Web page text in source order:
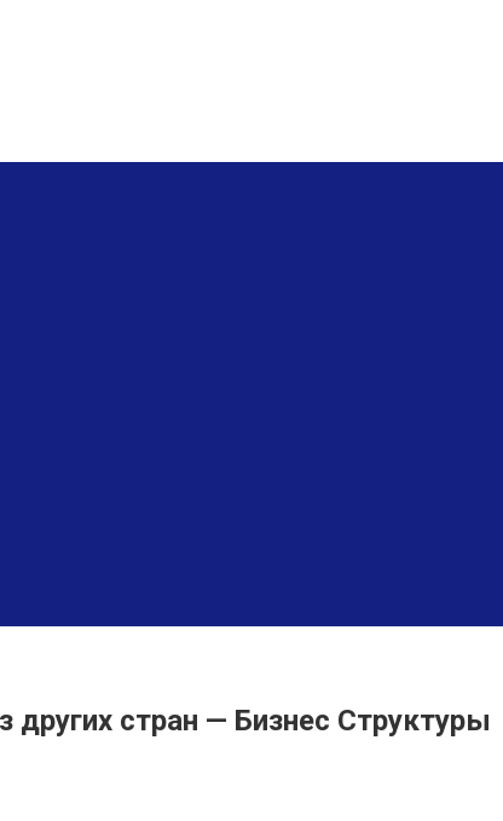
стран — Бизнес Структуры